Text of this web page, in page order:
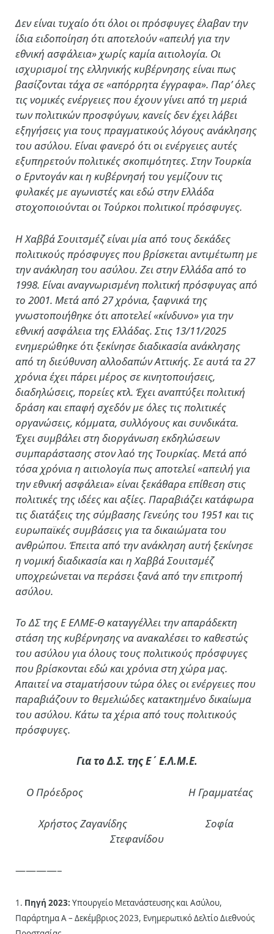
Δεν είναι τυχαίο ότι όλοι οι πρόσφυγες έλαβαν την
ίδια ειδοποίηση ότι αποτελούν «απειλή για την
εθνική ασφάλεια» χωρίς καμία αιτιολογία. Οι
ισχυρισμοί της ελληνικής κυβέρνησης είναι πως
βασίζονται τάχα σε «απόρρητα έγγραφα». Παρ’ όλες
τις νομικές ενέργειες που έχουν γίνει από τη μεριά
των πολιτικών προσφύγων, κανείς δεν έχει λάβει
εξηγήσεις για τους πραγματικούς λόγους ανάκλησης
του ασύλου. Είναι φανερό ότι οι ενέργειες αυτές
εξυπηρετούν πολιτικές σκοπιμότητες. Στην Τουρκία
ο Ερντογάν και η κυβέρνησή του γεμίζουν τις
φυλακές με αγωνιστές και εδώ στην Ελλάδα
στοχοποιούνται οι Τούρκοι πολιτικοί πρόσφυγες.
Η Χαββά Σουιτσμέζ είναι μία από τους δεκάδες
πολιτικούς πρόσφυγες που βρίσκεται αντιμέτωπη με
την ανάκληση του ασύλου. Ζει στην Ελλάδα από το
1998. Είναι αναγνωρισμένη πολιτική πρόσφυγας από
το 2001. Μετά από 27 χρόνια, ξαφνικά της
γνωστοποιήθηκε ότι αποτελεί «κίνδυνο» για την
εθνική ασφάλεια της Ελλάδας. Στις 13/11/2025
ενημερώθηκε ότι ξεκίνησε διαδικασία ανάκλησης
από τη διεύθυνση αλλοδαπών Αττικής. Σε αυτά τα 27
χρόνια έχει πάρει μέρος σε κινητοποιήσεις,
διαδηλώσεις, πορείες κτλ. Έχει αναπτύξει πολιτική
δράση και επαφή σχεδόν με όλες τις πολιτικές
οργανώσεις, κόμματα, συλλόγους και συνδικάτα.
Έχει συμβάλει στη διοργάνωση εκδηλώσεων
συμπαράστασης στον λαό της Τουρκίας. Μετά από
τόσα χρόνια η αιτιολογία πως αποτελεί «απειλή για
την εθνική ασφάλεια» είναι ξεκάθαρα επίθεση στις
πολιτικές της ιδέες και αξίες. Παραβιάζει κατάφωρα
τις διατάξεις της σύμβασης Γενεύης του 1951 και τις
ευρωπαϊκές συμβάσεις για τα δικαιώματα του
ανθρώπου. Έπειτα από την ανάκληση αυτή ξεκίνησε
η νομική διαδικασία και η Χαββά Σουιτσμέζ
υποχρεώνεται να περάσει ξανά από την επιτροπή
ασύλου.
Το ΔΣ της Ε ΕΛΜΕ-Θ καταγγέλλει την απαράδεκτη
στάση της κυβέρνησης να ανακαλέσει το καθεστώς
του ασύλου για όλους τους πολιτικούς πρόσφυγες
που βρίσκονται εδώ και χρόνια στη χώρα μας.
Απαιτεί να σταματήσουν τώρα όλες οι ενέργειες που
παραβιάζουν το θεμελιώδες κατακτημένο δικαίωμα
του ασύλου. Κάτω τα χέρια από τους πολιτικούς
πρόσφυγες.
Για το Δ.Σ. της Ε΄ Ε.Λ.Μ.Ε.
Ο Πρόεδρος Η Γραμματέας
Χρήστος Ζαγανίδης Σοφία
Στεφανίδου
————–
1. Πηγή 2023: Υπουργείο Μετανάστευσης και Ασύλου,
Παράρτημα Α – Δεκέμβριος 2023, Ενημερωτικό Δελτίο Διεθνούς